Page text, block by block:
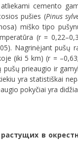
cemento
pušies (Pinus
miško tipo
(r =
Nagrinėjant pušų
(iki 5 km) (r =
prieaugio ir
yra statistiškai
pokyčiai yra
в